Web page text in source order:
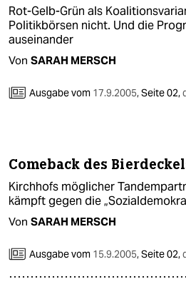
Rot-Gelb-Grün als
Politikbörsen nicht. Und die
auseinander
Von SARAH MERSCH
Ausgabe vom 17.9.2005,Seite 02,
Comeback des
Kirchhofs möglicher
kämpft gegen die
Von SARAH MERSCH
Ausgabe vom 15.9.2005,Seite 02,